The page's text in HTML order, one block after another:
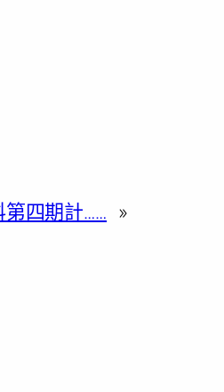
四期計…… »